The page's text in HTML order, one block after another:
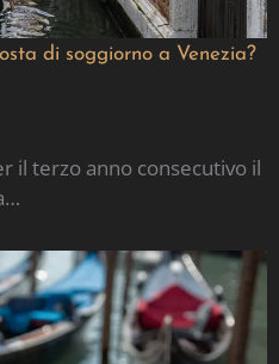
di soggiorno a Venezia?
il terzo anno consecutivo il